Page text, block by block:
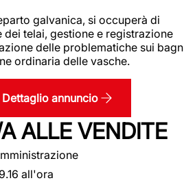
galvanica, si occuperà di
telai, gestione e registrazione
delle problematiche sui
ordinaria delle vasche.
Dettaglio annuncio
ALLE VENDITE
9.16 all'ora